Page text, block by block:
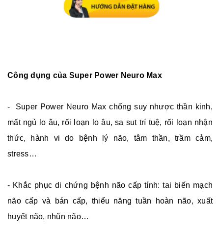
Công dụng của Super Power Neuro Max
- Super Power Neuro Max chống suy nhược thần kinh,
mất ngủ lo âu, rối loạn lo âu, sa sut trí tuệ, rối loạn nhận
thức, hành vi do bệnh lý não, tâm thần, trầm cảm,
stress…
- Khắc phục di chứng bệnh não cấp tính: tai biến mạch
não cấp và bán cấp, thiểu năng tuần hoàn não, xuất
huyết não, nhũn não…